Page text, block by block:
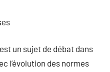
un sujet de débat dans
l’évolution des normes